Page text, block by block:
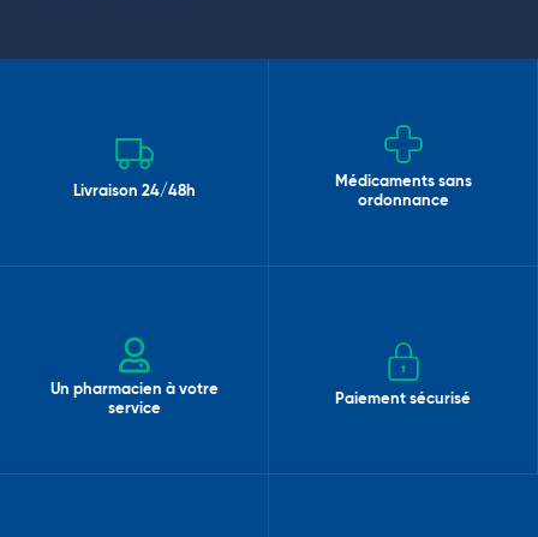
Livraison 24/48h
Médicaments sans
ordonnance
Un pharmacien à votre
service
Paiement sécurisé